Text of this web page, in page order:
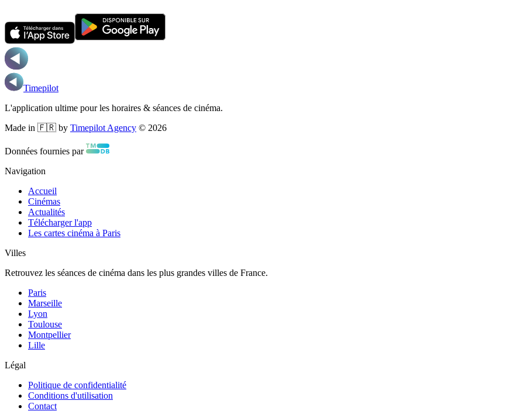
Timepilot
L'application ultime pour les horaires & séances de cinéma.
Made in 🇫🇷 by Timepilot Agency © 2026
Données fournies par
Navigation
Accueil
Cinémas
Actualités
Télécharger l'app
Les cartes cinéma à Paris
Villes
Retrouvez les séances de cinéma dans les plus grandes villes de France.
Paris
Marseille
Lyon
Toulouse
Montpellier
Lille
Légal
Politique de confidentialité
Conditions d'utilisation
Contact